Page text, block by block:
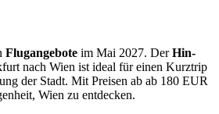
Flugangebote im Mai 2027. DerHin-
nach Wien ist ideal für einen Kurztrip
der Stadt. Mit Preisen ab ab 180 EUR
Wien zu entdecken.